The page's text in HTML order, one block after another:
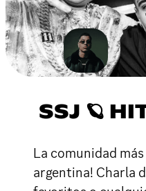
SSJ 🪐
La comunidad
argentina! Charla